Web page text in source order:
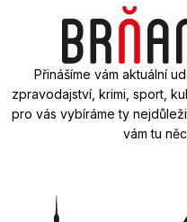
Přinášíme vám aktuální
zpravodajství, krimi, sport,
pro vás vybíráme ty
vám tu